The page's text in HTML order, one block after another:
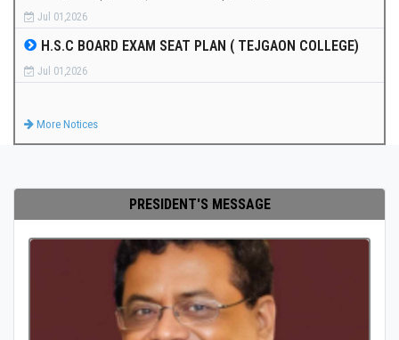
CO-CURRICULUM
RESULTS
Jul 01,2026
H.S.C BOARD EXAM SEAT PLAN ( TEJGAON COLLEGE)
Jul 01,2026
More Notices
PRESIDENT'S MESSAGE